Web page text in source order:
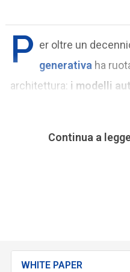
P er oltre un
generativa ha
architettura: i modelli
Continua a
WHITE PAPER